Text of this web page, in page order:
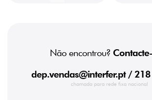
Não encontrou?
dep.vendas@interfer.pt/ 218
chamada para rede fixa nacional